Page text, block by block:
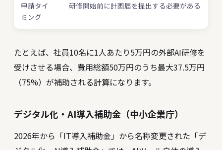
申請タイ
ミング
研修開始前に計画届を提出する必要がある
たとえば、社員10名に1人あたり5万円の外部AI研修を
受けさせる場合、費用総額50万円のうち最大37.5万円
（75%）が補助される計算になります。
デジタル化・AI導入補助金（中小企業庁）
2026年から「IT導入補助金」から名称変更された「デ